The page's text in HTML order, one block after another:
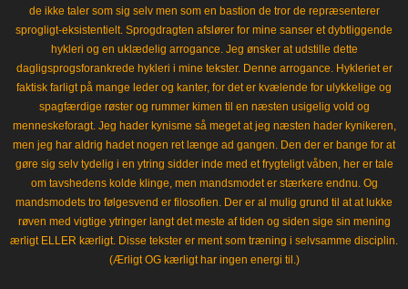
de ikke taler som sig selv men som en bastion de tror de repræsenterer
sprogligt-eksistentielt. Sprogdragten afslører for mine sanser et dybtliggende
hykleri og en uklædelig arrogance. Jeg ønsker at udstille dette
dagligsprogsforankrede hykleri i mine tekster. Denne arrogance. Hykleriet er
faktisk farligt på mange leder og kanter, for det er kvælende for ulykkelige og
spagfærdige røster og rummer kimen til en næsten usigelig vold og
menneskeforagt. Jeg hader kynisme så meget at jeg næsten hader kynikeren,
men jeg har aldrig hadet nogen ret længe ad gangen. Den der er bange for at
gøre sig selv tydelig i en ytring sidder inde med et frygteligt våben, her er tale
om tavshedens kolde klinge, men mandsmodet er stærkere endnu. Og
mandsmodets tro følgesvend er filosofien. Der er al mulig grund til at at lukke
røven med vigtige ytringer langt det meste af tiden og siden sige sin mening
ærligt ELLER kærligt. Disse tekster er ment som træning i selvsamme disciplin.
(Ærligt OG kærligt har ingen energi til.)